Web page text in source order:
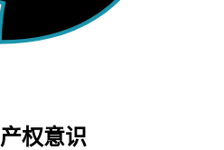
权意识